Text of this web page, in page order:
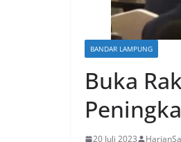
BANDAR LAMPUNG
Buka
20 Juli 2023